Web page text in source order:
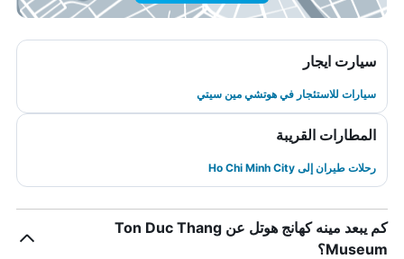
سيارت ايجار
سيارات للاستئجار في هوتشي مين سيتي
المطارات القريبة
رحلات طيران إلى Ho Chi Minh City
كم يبعد مينه كهانج هوتل عن Ton Duc Thang
Museum؟